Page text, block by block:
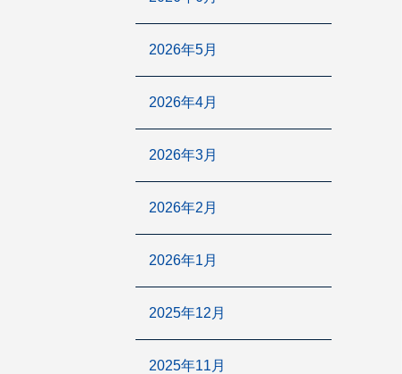
2026年5月
2026年4月
2026年3月
2026年2月
2026年1月
2025年12月
2025年11月